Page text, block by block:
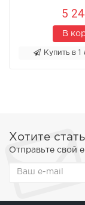
5
В
Купить в 1
Хотите
Отправьте свой